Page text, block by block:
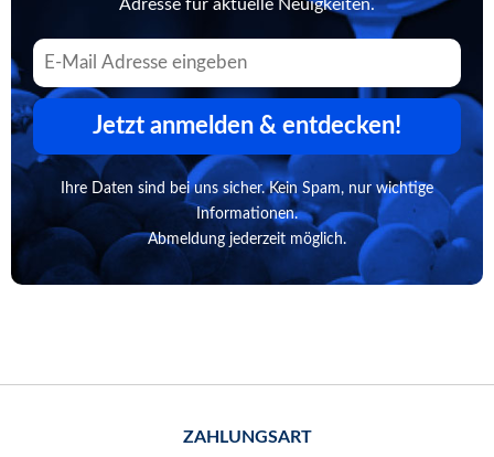
Adresse für aktuelle Neuigkeiten.
Jetzt anmelden & entdecken!
Ihre Daten sind bei uns sicher. Kein Spam, nur wichtige
Informationen.
Abmeldung jederzeit möglich.
ZAHLUNGSART